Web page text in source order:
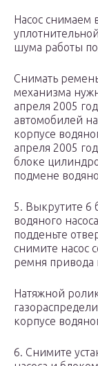
Насос снимаем
шума работы
Снимать
механизма
апреля 2005
автомобилей
корпусе
апреля 2005
блоке
подмене
5. Выкрутите 6
водяного
подденьте
снимите насос
ремня привода
Натяжной
корпусе
6. Снимите